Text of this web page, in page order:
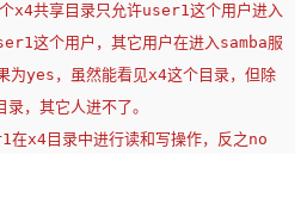
共享目录只允许user1这个用户进入
这个用户，其它用户在进入samba服
为yes，虽然能看见x4这个目录，但除
，其它人进不了。
x4目录中进行读和写操作，反之no